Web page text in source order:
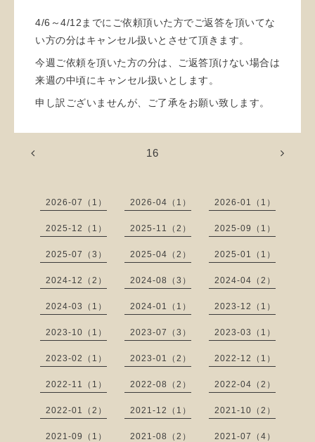
4/6～4/12までにご依頼頂いた方でご返答を頂いてな
い方の分はキャンセル扱いとさせて頂きます。
今週ご依頼を頂いた方の分は、ご返答頂けない場合は
来週の中頃にキャンセル扱いとします。
申し訳ございませんが、ご了承をお願い致します。
16
2026-07（1） 2026-04（1） 2026-01（1）
2025-12（1） 2025-11（2） 2025-09（1）
2025-07（3） 2025-04（2） 2025-01（1）
2024-12（2） 2024-08（3） 2024-04（2）
2024-03（1） 2024-01（1） 2023-12（1）
2023-10（1） 2023-07（3） 2023-03（1）
2023-02（1） 2023-01（2） 2022-12（1）
2022-11（1） 2022-08（2） 2022-04（2）
2022-01（2） 2021-12（1） 2021-10（2）
2021-09（1） 2021-08（2） 2021-07（4）